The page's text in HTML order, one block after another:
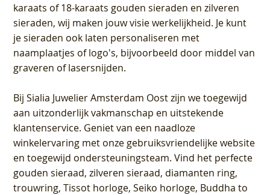
karaats of 18-karaats gouden sieraden en zilveren
sieraden, wij maken jouw visie werkelijkheid. Je kunt
je sieraden ook laten personaliseren met
naamplaatjes of logo's, bijvoorbeeld door middel van
graveren of lasersnijden.
BijSialia Juwelier Amsterdam Oostzijn we toegewijd
aan uitzonderlijk vakmanschap en uitstekende
klantenservice. Geniet van een naadloze
winkelervaring met onze gebruiksvriendelijke website
en toegewijd ondersteuningsteam. Vind het perfecte
gouden sieraad, zilveren sieraad, diamanten ring,
trouwring, Tissot horloge, Seiko horloge, Buddha to